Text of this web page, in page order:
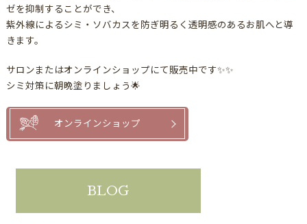
ゼを抑制することができ、
紫外線によるシミ・ソバカスを防ぎ明るく透明感のあるお肌へと導
きます。
サロンまたはオンラインショップにて販売中です✨✨
シミ対策に朝晩塗りましょう🌟
オンラインショップ
BLOG